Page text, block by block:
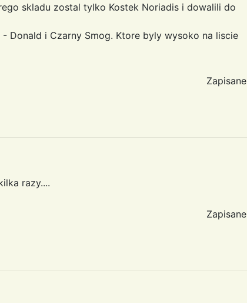
skladu zostal tylko Kostek Noriadis i dowalili do
Donald i Czarny Smog. Ktore byly wysoko na liscie
Zapisane
razy....
Zapisane